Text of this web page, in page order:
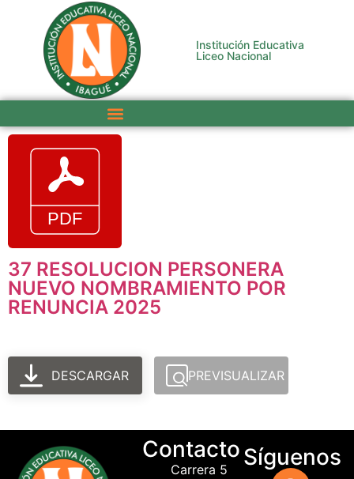
Institución Educativa
Liceo Nacional
37 RESOLUCION PERSONERA
NUEVO NOMBRAMIENTO POR
RENUNCIA 2025
DESCARGAR PREVISUALIZAR
Contacto
Carrera 5
Síguenos